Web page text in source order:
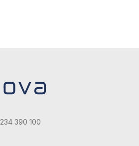
234 390 100